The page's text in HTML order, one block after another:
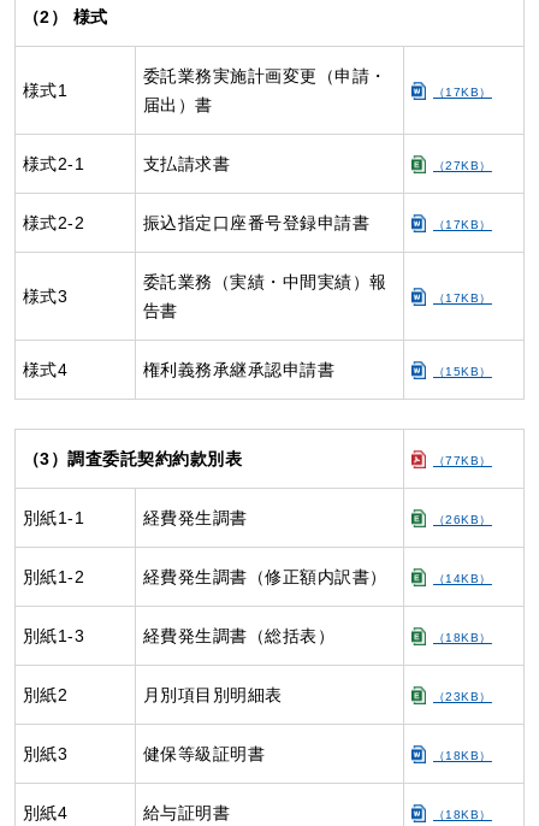
（2） 様式
様式1
委託業務実施計画変更（申請・
届出）書
（17KB）
様式2-1 支払請求書 （27KB）
様式2-2 振込指定口座番号登録申請書 （17KB）
様式3
委託業務（実績・中間実績）報
告書
（17KB）
様式4 権利義務承継承認申請書 （15KB）
（3）調査委託契約約款別表 （77KB）
別紙1-1 経費発生調書 （26KB）
別紙1-2 経費発生調書（修正額内訳書） （14KB）
別紙1-3 経費発生調書（総括表） （18KB）
別紙2 月別項目別明細表 （23KB）
別紙3 健保等級証明書 （18KB）
別紙4 給与証明書 （18KB）